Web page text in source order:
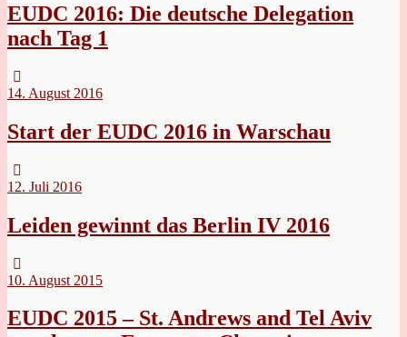
EUDC 2016: Die deutsche Delegation
nach Tag 1
14. August 2016
Start der EUDC 2016 in Warschau
12. Juli 2016
Leiden gewinnt das Berlin IV 2016
10. August 2015
EUDC 2015 – St. Andrews and Tel Aviv